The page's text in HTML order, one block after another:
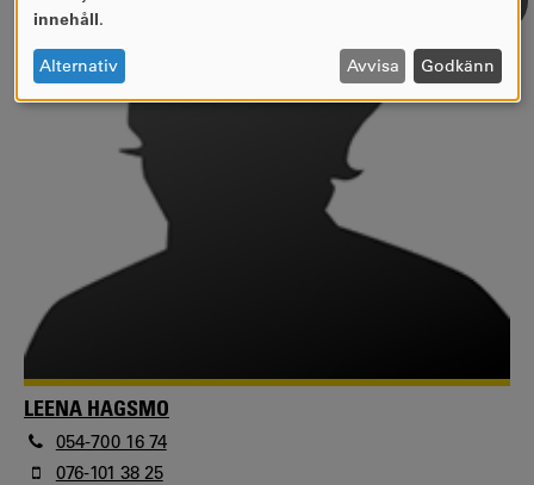
LEENA HAGSMO
054-700 16 74
076-101 38 25
AV
OCH
COOKIES
innehåll.
Alternativ Avvisa Godkänn